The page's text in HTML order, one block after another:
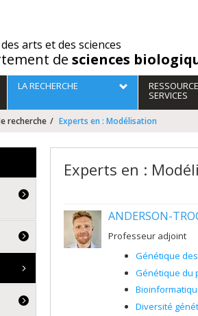
arts et des sciences
de sciences
LA RECHERCHE
SERVICES
recherche Experts en : Modélisation
Experts en :
ANDERSON-
Professeur adjoint
Génétique
Génétique du
Diversité